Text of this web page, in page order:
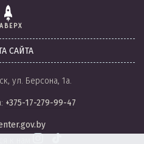
САЙТА
ул. Берсона, 1а.
+375-17-279-99-47